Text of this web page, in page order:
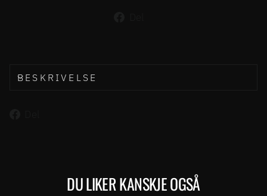
BESKRIVELSE
DU LIKER KANSKJE OGSÅ